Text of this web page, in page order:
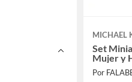
MICHAEL
Set
Mujer y
Por